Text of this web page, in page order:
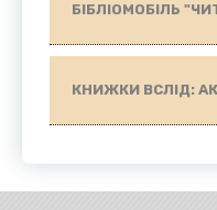
БІБЛІОМОБІЛЬ
КНИЖКИ ВСЛІД: